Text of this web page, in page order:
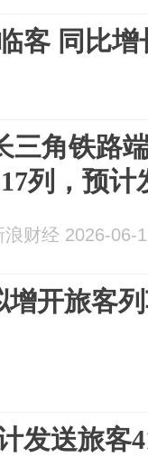
客 同比增
三角铁路
列，预计
浪财经 2026-06-
增开旅客
发送旅客